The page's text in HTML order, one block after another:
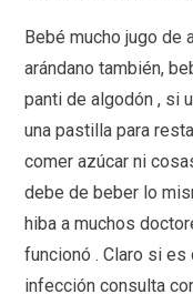
Bebé mucho jugo de
arándano también,
panti de algodón , si
una pastilla para
comer azúcar ni
debe de beber lo
hiba a muchos
funcionó . Claro si es
infección consulta